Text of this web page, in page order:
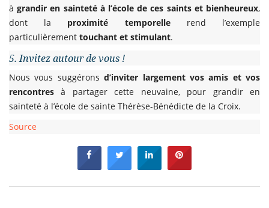
àgrandir en sainteté à l’école de ces saints et bienheureux,
dont la proximité temporellerend l’exemple
particulièrement touchant et stimulant.
5. Invitez autour de vous !
Nous vous suggéronsd’inviter largement vos amis et vos
rencontres à partager cette neuvaine, pour grandir en
sainteté à l’école de sainte Thérèse-Bénédicte de la Croix.
Source